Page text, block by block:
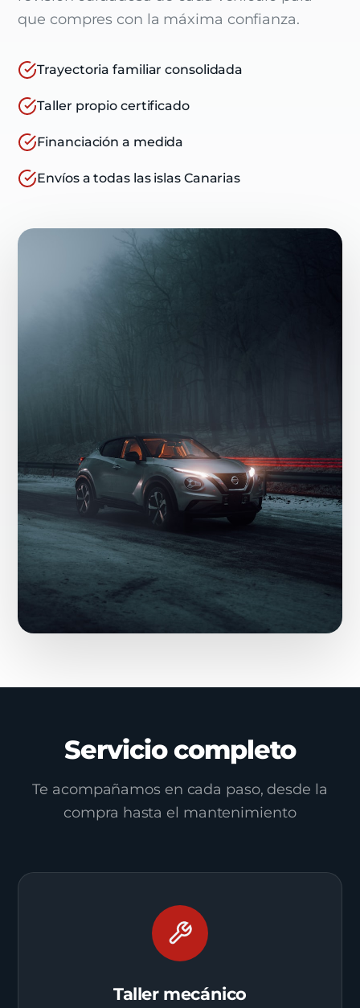
que compres con la máxima confianza.
Trayectoria familiar consolidada
Taller propio certificado
Financiación a medida
Envíos a todas las islas Canarias
Servicio completo
Te acompañamos en cada paso, desde la
compra hasta el mantenimiento
Taller mecánico